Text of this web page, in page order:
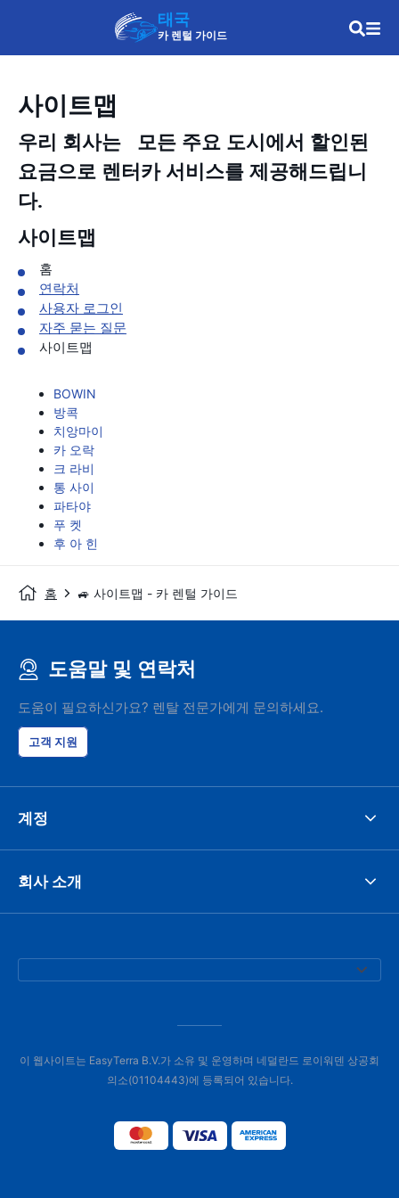
태국
카 렌털 가이드
사이트맵
우리 회사는
모든 주요 도시에서 할인된
요금으로 렌터카 서비스를 제공해드립니
다.
사이트맵
홈
연락처
사용자 로그인
자주 묻는 질문
사이트맵
BOWIN
방콕
치앙마이
카 오락
크 라비
통 사이
파타야
푸 켓
후 아 힌
홈 🚙 사이트맵 - 카 렌털 가이드
도움말 및 연락처
도움이 필요하신가요? 렌탈 전문가에게 문의하세요.
고객 지원
계정
회사 소개
이 웹사이트는 EasyTerra B.V.가 소유 및 운영하며 네덜란드 로이워덴 상공회
의소(01104443)에 등록되어 있습니다.